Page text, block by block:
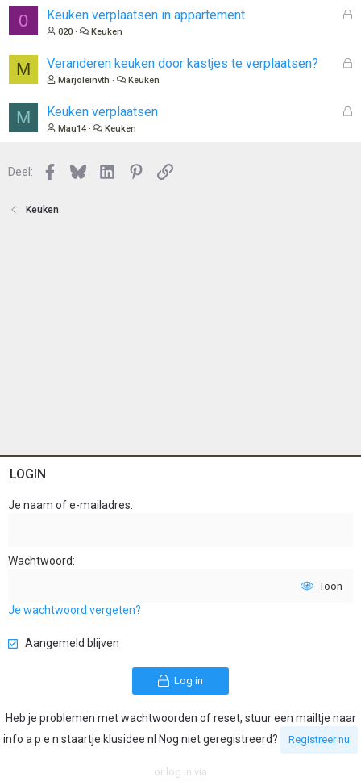
o
0
G
n
Keuken verplaatsen in appartement
020 Keuken
M
G
Veranderen keuken door kastjes te verplaatsen?
Marjoleinvth Keuken
M
G
Keuken verplaatsen
Mau14 Keuken
Deel: Facebook
BlueskyLinkedInPinterest
Link
Keuken
LOGIN
Je naam of e-mailadres
Wachtwoord
Toon
Je wachtwoord vergeten?
Aangemeld blijven
Log in
Heb je problemen met wachtwoorden of reset, stuur een mailtje naar
info a p e n staartje klusidee nl Nog niet geregistreerd?
Registreer nu
or log in via